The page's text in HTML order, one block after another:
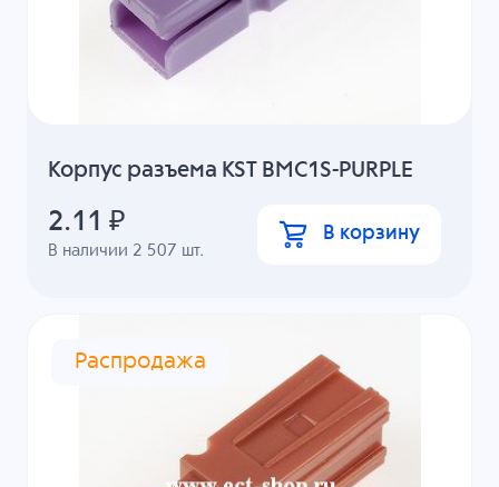
Корпус разъема KST BMC1S-PURPLE
В наличии 2 507 шт.
2.11 ₽ В корзину
Распродажа